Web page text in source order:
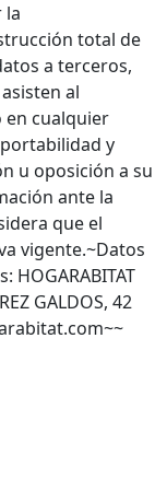
la
total de
a terceros,
al
en cualquier
y
u oposición a su
ante la
que el
vigente.~Datos
GALDOS, 42